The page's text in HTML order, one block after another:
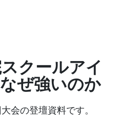
クールアイ
ぜ強いのか
会の登壇資料です。